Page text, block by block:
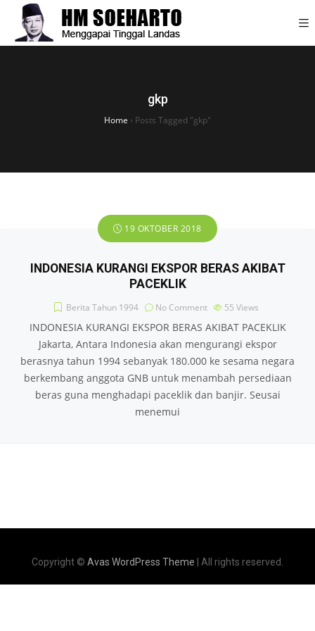
gkp
Home › Posts Tagged "gkp"
19 OKTOBER 2018
INDONESIA KURANGI EKSPOR BERAS AKIBAT
PACEKLIK
Berita Tahun 1994 No Comment 55 Views
INDONESIA KURANGI EKSPOR BERAS AKIBAT PACEKLIK
Jakarta, Antara Indonesia akan mengurangi ekspor
berasnya tahun 1994 sebanyak 180.000 ke sesama negara
berkembang anggota GNB untuk menambah persediaan
beras guna menghadapi paceklik dan banjir. Seusai
menemui
Copyright © Avas WordPress Theme | All rights reserved.